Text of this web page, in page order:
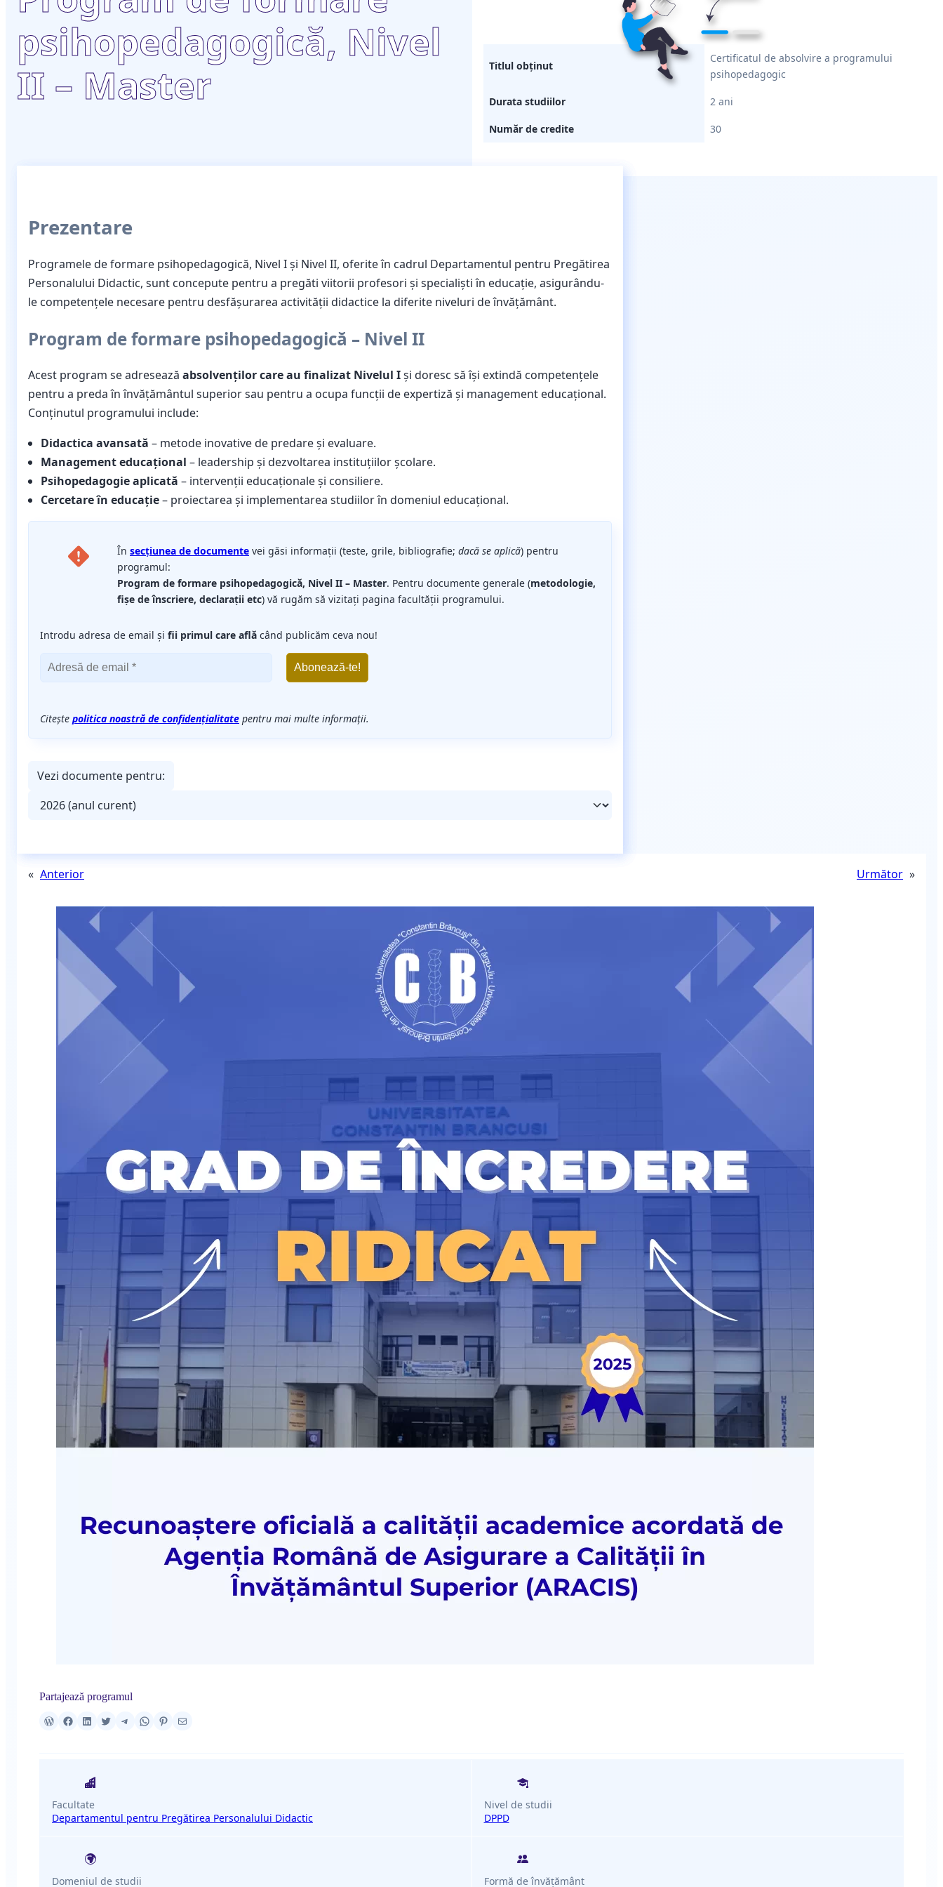
psihopedagogică, Nivel
II – Master
Titlul obținut
Certificatul de absolvire a programului
psihopedagogic
Durata studiilor 2 ani
Număr de credite 30
Prezentare
Programele de formare psihopedagogică, Nivel I și Nivel II, oferite în cadrul Departamentul pentru Pregătirea
Personalului Didactic, sunt concepute pentru a pregăti viitorii profesori și specialiști în educație, asigurându-
le competențele necesare pentru desfășurarea activității didactice la diferite niveluri de învățământ.
Program de formare psihopedagogică – Nivel II
Acest program se adresează absolvenților care au finalizat Nivelul Iși doresc să își extindă competențele
pentru a preda în învățământul superior sau pentru a ocupa funcții de expertiză și management educațional.
Conținutul programului include:
Didactica avansată – metode inovative de predare și evaluare.
Management educațional – leadership și dezvoltarea instituțiilor școlare.
Psihopedagogie aplicată – intervenții educaționale și consiliere.
Cercetare în educație– proiectarea și implementarea studiilor în domeniul educațional.
În secțiunea de documente vei găsi informații (teste, grile, bibliografie; dacă se aplică) pentru
programul:
Program de formare psihopedagogică, Nivel II – Master. Pentru documente generale (metodologie,
fișe de înscriere, declarații etc) vă rugăm să vizitați pagina facultății programului.
Introdu adresa de email și fii primul care află când publicăm ceva nou!
Citește politica noastră de confidențialitate pentru mai multe informații.
Vezi documente pentru:
« Anterior Următor »
Partajează programul
Facultate
Departamentul pentru Pregătirea Personalului Didactic
Nivel de studii
DPPD
Domeniul de studii
Formă de învățământ